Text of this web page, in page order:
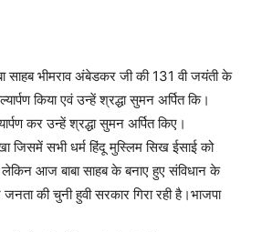
साहब भीमराव अंबेडकर जी की 131 वी जयंती के
किया एवं उन्हें श्रद्धा सुमन अर्पित कि।
कर उन्हें श्रद्धा सुमन अर्पित किए।
जिसमें सभी धर्म हिंदू मुस्लिम सिख ईसाई को
आज बाबा साहब के बनाए हुए संविधान के
की चुनी हुवी सरकार गिरा रही है।भाजपा